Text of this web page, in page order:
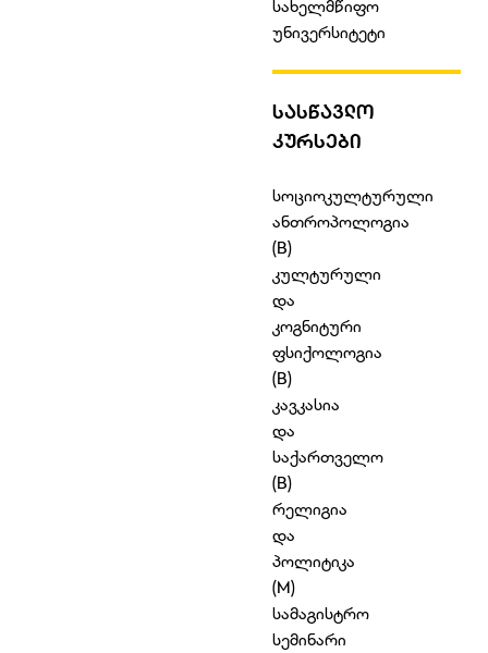
სახელმწიფო
უნივერსიტეტი
ᲡᲐᲡᲬᲐᲕᲚᲝ
ᲙᲣᲠᲡᲔᲑᲘ
სოციოკულტურული
ანთროპოლოგია
(B)
კულტურული
და
კოგნიტური
ფსიქოლოგია
(B)
კავკასია
და
საქართველო
(B)
რელიგია
და
პოლიტიკა
(M)
სამაგისტრო
სემინარი